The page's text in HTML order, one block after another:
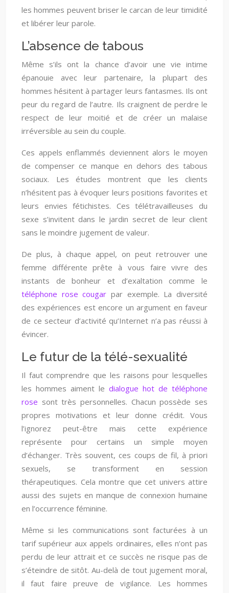
les hommes peuvent briser le carcan de leur timidité
et libérer leur parole.
L’absence de tabous
Même s’ils ont la chance d’avoir une vie intime
épanouie avec leur partenaire, la plupart des
hommes hésitent à partager leurs fantasmes. Ils ont
peur du regard de l’autre. Ils craignent de perdre le
respect de leur moitié et de créer un malaise
irréversible au sein du couple.
Ces appels enflammés deviennent alors le moyen
de compenser ce manque en dehors des tabous
sociaux. Les études montrent que les clients
n’hésitent pas à évoquer leurs positions favorites et
leurs envies fétichistes. Ces télétravailleuses du
sexe s’invitent dans le jardin secret de leur client
sans le moindre jugement de valeur.
De plus, à chaque appel, on peut retrouver une
femme différente prête à vous faire vivre des
instants de bonheur et d’exaltation comme le
téléphone rose cougar par exemple. La diversité
des expériences est encore un argument en faveur
de ce secteur d’activité qu’Internet n’a pas réussi à
évincer.
Le futur de la télé-sexualité
Il faut comprendre que les raisons pour lesquelles
les hommes aiment le dialogue hot de téléphone
rose sont très personnelles. Chacun possède ses
propres motivations et leur donne crédit. Vous
l’ignorez peut-être mais cette expérience
représente pour certains un simple moyen
d’échanger. Très souvent, ces coups de fil, à priori
sexuels, se transforment en session
thérapeutiques. Cela montre que cet univers attire
aussi des sujets en manque de connexion humaine
en l’occurrence féminine.
Même si les communications sont facturées à un
tarif supérieur aux appels ordinaires, elles n’ont pas
perdu de leur attrait et ce succès ne risque pas de
s’éteindre de sitôt. Au-delà de tout jugement moral,
il faut faire preuve de vigilance. Les hommes